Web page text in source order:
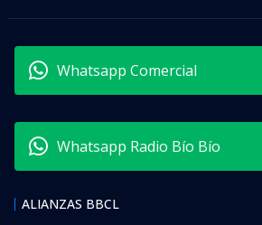
Whatsapp Comercial
Whatsapp Radio Bío Bío
ALIANZAS BBCL